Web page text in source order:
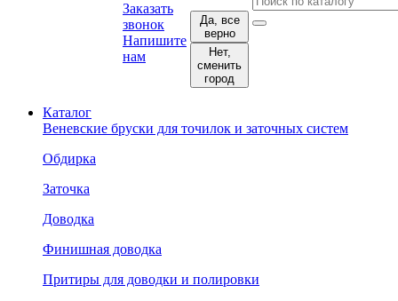
Заказать
звонок
Напишите
нам
Да, все
верно
Нет,
сменить
город
Каталог
Веневские бруски для точилок и заточных систем
Обдирка
Заточка
Доводка
Финишная доводка
Притиры для доводки и полировки